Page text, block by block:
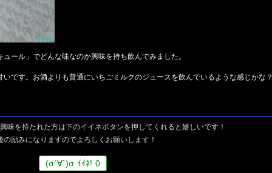
ュール」でどんな味なのか興味を持ち飲んでみました。
です。お酒よりも普通にいちごミルクのジュースを飲んでいるような感じかな？
味を持たれた方は下のイイネボタンを押してくれると嬉しいです！
の励みになりますのでよろしくお願いします！
(σ´∀`)σ ｲｲﾈ! 0